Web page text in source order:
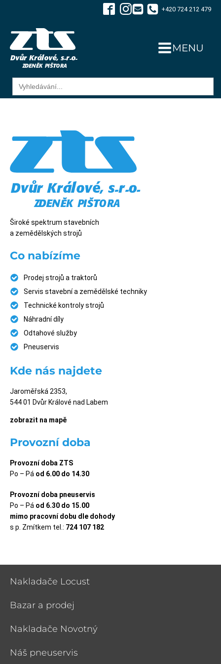
+420 724 212 479
MENU
Search
for:
Široké spektrum stavebních
a zemědělských strojů
Co nabízíme
Prodej strojů a traktorů
Servis stavební a zemědělské techniky
Technické kontroly strojů
Náhradní díly
Odtahové služby
Pneuservis
Kde nás najdete
Jaroměřská 2353,
544 01 Dvůr Králové nad Labem
zobrazit na mapě
Provozní doba
Provozní doba ZTS
Po – Pá od 6.00 do 14.30
Provozní doba pneuservis
Po – Pá od 6.30 do 15.00
mimo pracovní dobu dle dohody
s p. Zmítkem tel.: 724 107 182
Nakladače Locust
Bazar a prodej
Nakladače Novotný
Náš pneuservis